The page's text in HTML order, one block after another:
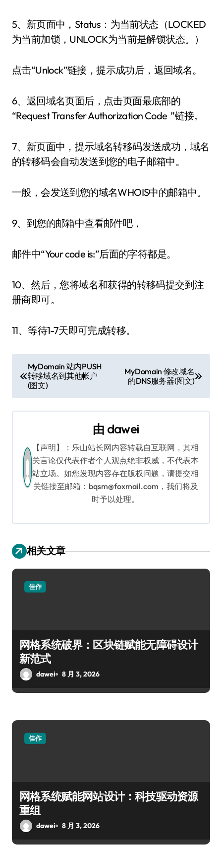
5、新页面中，Status：为当前状态（LOCKED
为当前加锁，UNLOCK为当前是解锁状态。）
点击“Unlock”链接，提示成功后，返回域名。
6、返回域名页面后，点击页面最底部的
“Request Transfer Authorization Code ”链接。
7、新页面中，提示域名转移码发送成功，域名
的转移码会自动发送到您的电子邮箱中。
一般，会发送到您的域名WHOIS中的邮箱中。
9、到您的邮箱中查看邮件吧，
邮件中“Your code is:”后面的字符都是。
10、然后，您将域名和获得的转移码提交到注
册商即可。
11、等待1-7天即可完成转移。
章
导
MyDomain 站内PUSH
转移域名到其他帐户
(图文)
MyDomain 修改域名
的DNS服务器(图文)
由 dawei
【声明】：乐山站长网内容转载自互联网，其相
关言论仅代表作者个人观点绝非权威，不代表本
站立场。如您发现内容存在版权问题，请提交相
关链接至邮箱：bqsm@foxmail.com，我们将及
时予以处理。
相关文章
佳作
网格系统破界：区块链赋能无障碍设计
新范式
dawei 8 月 3, 2026
佳作
网格系统赋能网站设计：科技驱动资源
重组
dawei 8 月 3, 2026